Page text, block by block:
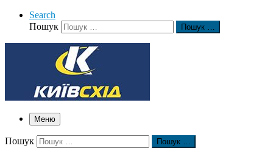
Search
Пошук
Пошук …
Меню
Пошук Пошук …